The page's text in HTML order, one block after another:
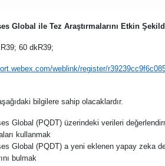
Global ile Tez Araştırmalarını Etkin
60 dkR39;
weblink/register/
bilgilere sahip olacaklardır.
Global (PQDT) üzerindeki verileri
kullanmak
Global (PQDT) a yeni eklenen yapay zeka
bulmak